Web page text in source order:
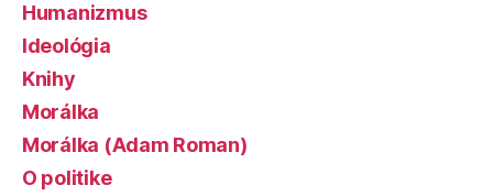
Humanizmus
Ideológia
Knihy
Morálka
Morálka (Adam Roman)
O politike